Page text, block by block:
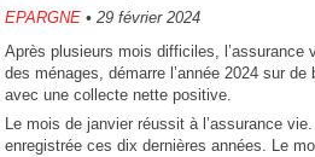
EPARGNE • 29 février 2024
Après plusieurs mois difficiles, l’assurance
des ménages, démarre l’année 2024 sur
avec une collecte nette positive.
Le mois de janvier réussit à l’assurance
enregistrée ces dix dernières années. Le